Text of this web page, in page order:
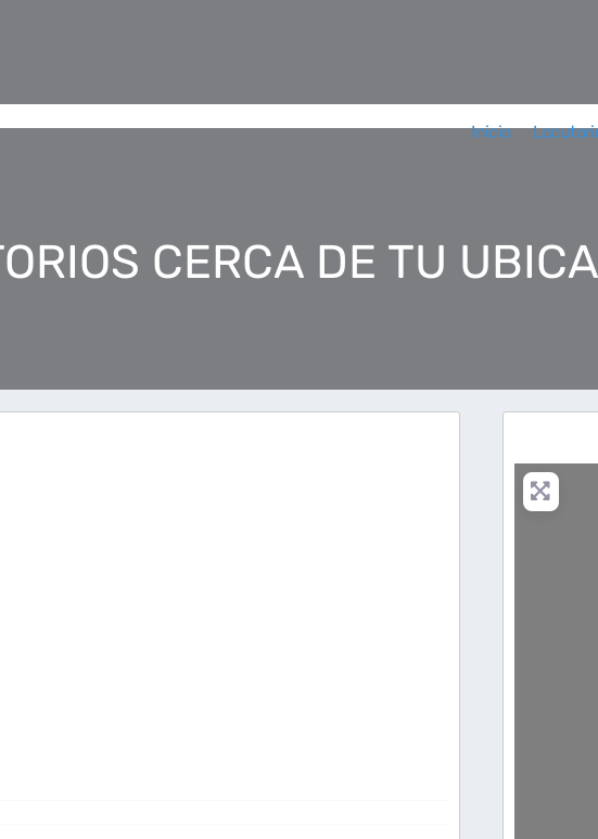
Inicio
CERCA DE TU